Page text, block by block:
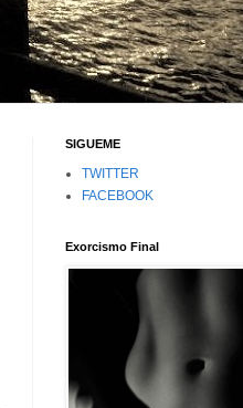
SIGUEME
TWITTER
FACEBOOK
Exorcismo Final